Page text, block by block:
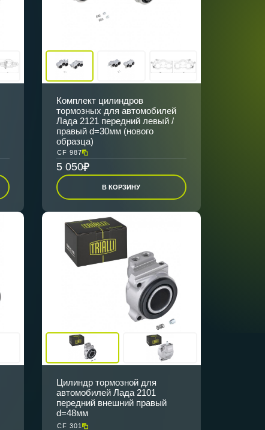
Комплект цилиндров
тормозных для автомобилей
Лада 2121 передний левый /
правый d=30мм (нового
образца)
CF 987
5 050
В КОРЗИНУ
Цилиндр тормозной для
автомобилей Лада 2101
передний внешний правый
d=48мм
CF 301